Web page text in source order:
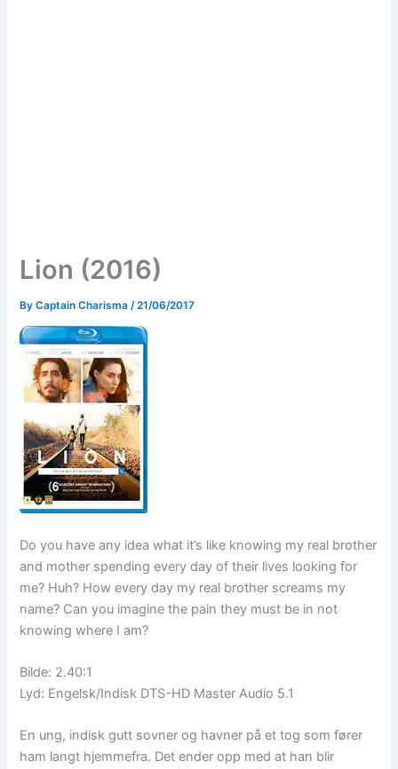
Lion (2016)
ByCaptain Charisma /21/06/2017
Do you have any idea what it’s like knowing my real brother
and mother spending every day of their lives looking for
me? Huh? How every day my real brother screams my
name? Can you imagine the pain they must be in not
knowing where I am?
Bilde: 2.40:1
Lyd: Engelsk/Indisk DTS-HD Master Audio 5.1
En ung, indisk gutt sovner og havner på et tog som fører
ham langt hjemmefra. Det ender opp med at han blir